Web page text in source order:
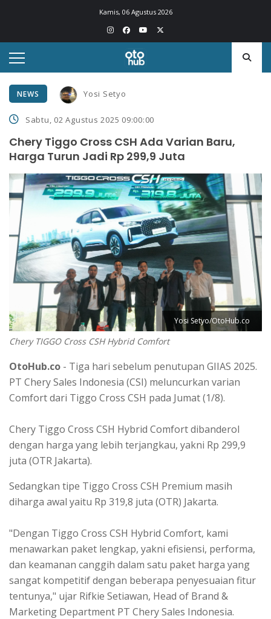
Kamis, 06 Agustus 2026
NEWS Yosi Setyo
Sabtu, 02 Agustus 2025 09:00:00
Chery Tiggo Cross CSH Ada Varian Baru,
Harga Turun Jadi Rp 299,9 Juta
Yosi Setyo/OtoHub.co
Chery TIGGO Cross CSH Hybrid Comfort
OtoHub.co - Tiga hari sebelum penutupan GIIAS 2025.
PT Chery Sales Indonesia (CSI) meluncurkan varian
Comfort dari Tiggo Cross CSH pada Jumat (1/8).
Chery Tiggo Cross CSH Hybrid Comfort dibanderol
dengan harga yang lebih terjangkau, yakni Rp 299,9
juta (OTR Jakarta).
Sedangkan tipe Tiggo Cross CSH Premium masih
diharga awal yaitu Rp 319,8 juta (OTR) Jakarta.
"Dengan Tiggo Cross CSH Hybrid Comfort, kami
menawarkan paket lengkap, yakni efisiensi, performa,
dan keamanan canggih dalam satu paket harga yang
sangat kompetitif dengan beberapa penyesuaian fitur
tentunya," ujar Rifkie Setiawan, Head of Brand &
Marketing Department PT Chery Sales Indonesia.